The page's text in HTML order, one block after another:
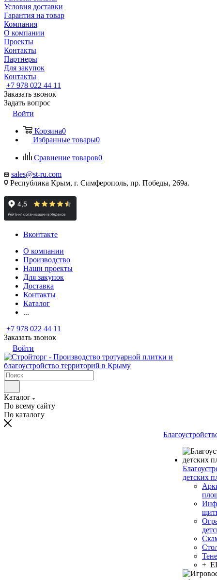
Условия доставки
Гарантия на товар
Компания
О компании
Проекты
Контакты
Партнеры
Для закупок
Контакты
+7 978 022 44 11
Заказать звонок
Задать вопрос
Войти
Корзина0
Избранные товары0
Сравнение товаров0
sales@st-ru.com
Республика Крым, г. Симферополь, пр. Победы, 269а.
Вконтакте
О компании
Производство
Наши проекты
Для закупок
Доставка
Контакты
Каталог
...
+7 978 022 44 11
Заказать звонок
Войти
Каталог
По всему сайту
По каталогу
детских
+